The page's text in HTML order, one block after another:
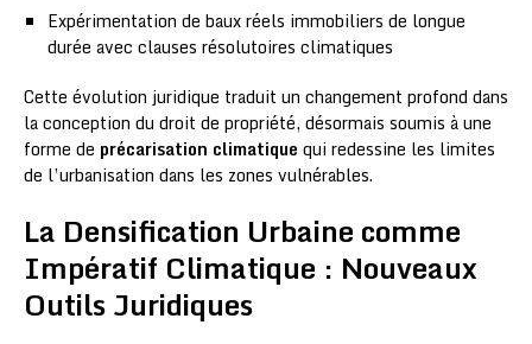
Expérimentation de baux réels immobiliers de longue
durée avec clauses résolutoires climatiques
Cette évolution juridique traduit un changement profond dans
la conception du droit de propriété, désormais soumis à une
forme de précarisation climatique qui redessine les limites
de l’urbanisation dans les zones vulnérables.
La Densification Urbaine comme
Impératif Climatique : Nouveaux
Outils Juridiques